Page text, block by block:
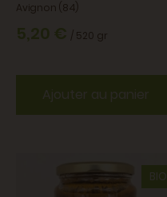
Avignon (84)
5,20 € / 520 gr
Ajouter au panier
BIO